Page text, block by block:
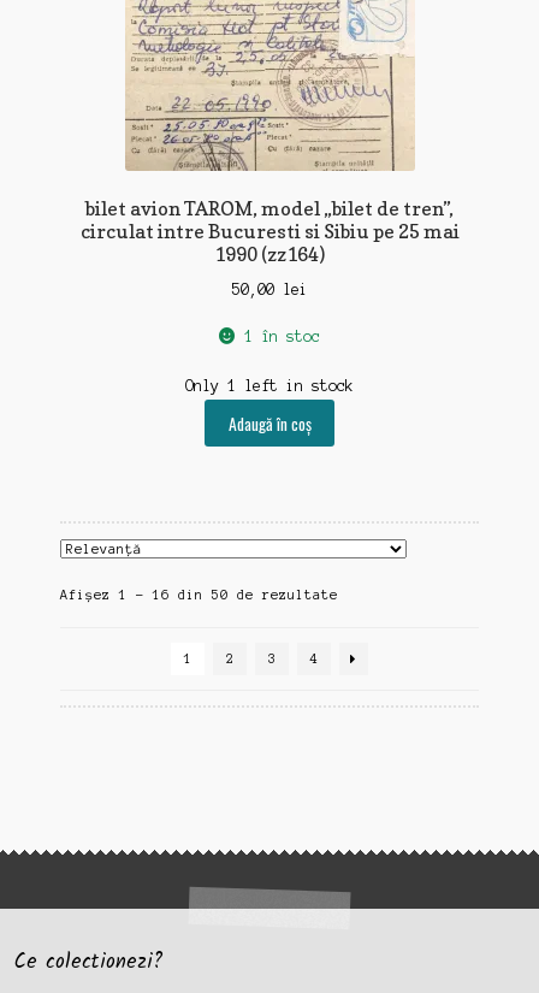
bilet avion TAROM, model „bilet de tren”,
circulat intre Bucuresti si Sibiu pe 25 mai
1990 (zz164)
50,00 lei
1 în stoc
Only 1 left in stock
Adaugă în coș
Afișez 1 - 16 din 50 de rezultateSortat
mai
1 2 3 4
Ce colectionezi?